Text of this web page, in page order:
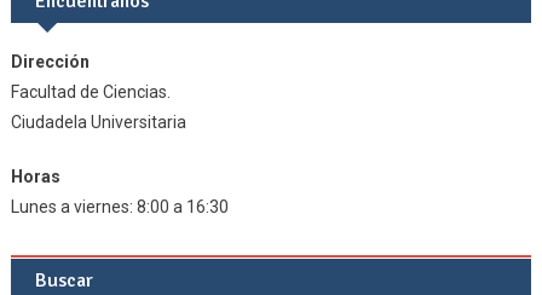
Dirección
Facultad de Ciencias.
Ciudadela Universitaria
Horas
Lunes a viernes: 8:00 a 16:30
Buscar